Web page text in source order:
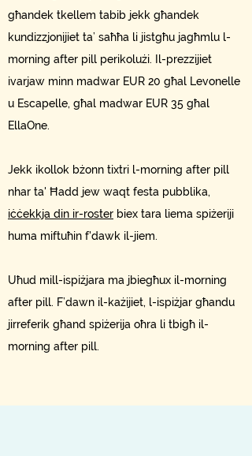
għandek tkellem tabib jekk għandek
kundizzjonijiet ta’ saħħa li jistgħu jagħmlu l-
morning after pill perikolużi. Il-prezzijiet
ivarjaw minn madwar EUR 20 għal Levonelle
u Escapelle, għal madwar EUR 35 għal
EllaOne.
Jekk ikollok bżonn tixtri l-morning after pill
nhar ta' Ħadd jew waqt festa pubblika,
iċċekkja din ir-roster biex tara liema spiżeriji
huma miftuħin f'dawk il-jiem.
Uħud mill-ispiżjara ma jbiegħux il-morning
after pill. F’dawn il-każijiet, l-ispiżjar għandu
jirreferik għand spiżerija oħra li tbigħ il-
morning after pill.